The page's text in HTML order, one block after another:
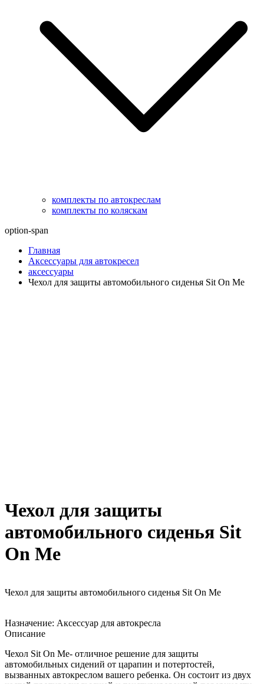
комплекты по автокреслам
комплекты по коляскам
option-span
Главная
Аксессуары для автокресел
аксессуары
Чехол для защиты автомобильного сиденья Sit On Me
Чехол для защиты
автомобильного сиденья Sit
On Me
Чехол для защиты автомобильного сиденья Sit On Me
Назначение: Аксессуар для автокресла
Описание
Чехол Sit On Me- отличное решение для защиты
автомобильных сидений от царапин и потертостей,
вызванных автокреслом вашего ребенка. Он состоит из двух